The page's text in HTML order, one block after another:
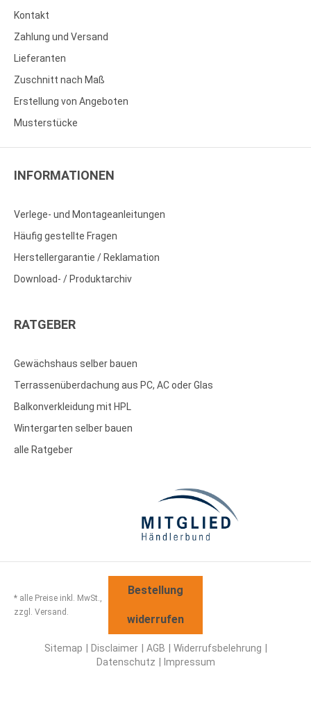
Kontakt
Zahlung und Versand
Lieferanten
Zuschnitt nach Maß
Erstellung von Angeboten
Musterstücke
INFORMATIONEN
Verlege- und Montageanleitungen
Häufig gestellte Fragen
Herstellergarantie / Reklamation
Download- / Produktarchiv
RATGEBER
Gewächshaus selber bauen
Terrassenüberdachung aus PC, AC oder Glas
Balkonverkleidung mit HPL
Wintergarten selber bauen
alle Ratgeber
* alle Preise inkl. MwSt.,
zzgl. Versand.
Bestellung
widerrufen
Sitemap Disclaimer AGB
Widerrufsbelehrung
Datenschutz
Impressum